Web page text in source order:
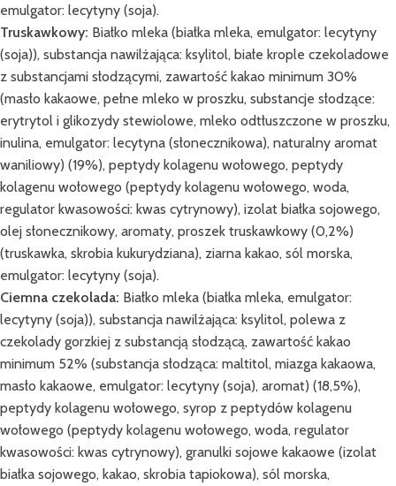
emulgator: lecytyny (soja).
Truskawkowy: Białko mleka (białka mleka, emulgator: lecytyny
(soja)), substancja nawilżająca: ksylitol, białe krople czekoladowe
z substancjami słodzącymi, zawartość kakao minimum 30%
(masło kakaowe, pełne mleko w proszku, substancje słodzące:
erytrytol i glikozydy stewiolowe, mleko odtłuszczone w proszku,
inulina, emulgator: lecytyna (słonecznikowa), naturalny aromat
waniliowy) (19%), peptydy kolagenu wołowego, peptydy
kolagenu wołowego (peptydy kolagenu wołowego, woda,
regulator kwasowości: kwas cytrynowy), izolat białka sojowego,
olej słonecznikowy, aromaty, proszek truskawkowy (0,2%)
(truskawka, skrobia kukurydziana), ziarna kakao, sól morska,
emulgator: lecytyny (soja).
Ciemna czekolada: Białko mleka (białka mleka, emulgator:
lecytyny (soja)), substancja nawilżająca: ksylitol, polewa z
czekolady gorzkiej z substancją słodzącą, zawartość kakao
minimum 52% (substancja słodząca: maltitol, miazga kakaowa,
masło kakaowe, emulgator: lecytyny (soja), aromat) (18,5%),
peptydy kolagenu wołowego, syrop z peptydów kolagenu
wołowego (peptydy kolagenu wołowego, woda, regulator
kwasowości: kwas cytrynowy), granulki sojowe kakaowe (izolat
białka sojowego, kakao, skrobia tapiokowa), sól morska,